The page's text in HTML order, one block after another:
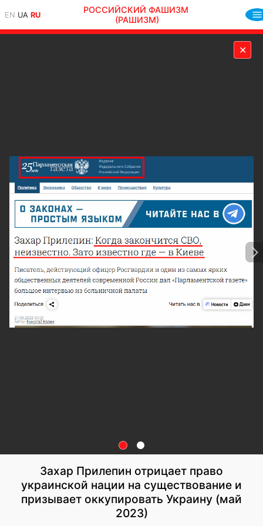
EN UA RU
РОССИЙСКИЙ ФАШИЗМ
(РАШИЗМ)
✕
Захар Прилепин отрицает право
украинской нации на существование и
призывает оккупировать Украину (май
2023)